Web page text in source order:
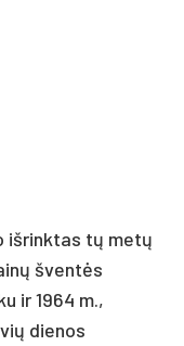
išrinktas tų metų
šventės
ir 1964 m.,
dienos